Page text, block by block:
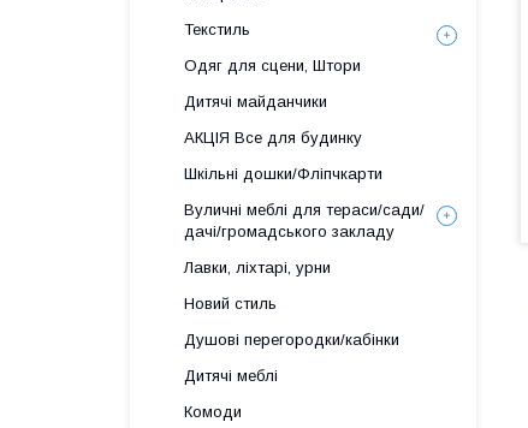
Текстиль
Одяг для сцени, Штори
Дитячі майданчики
АКЦІЯ Все для будинку
Шкільні дошки/Фліпчкарти
Вуличні меблі для тераси/сади/
дачі/громадського закладу
Лавки, ліхтарі, урни
Новий стиль
Душові перегородки/кабінки
Дитячі меблі
Комоди